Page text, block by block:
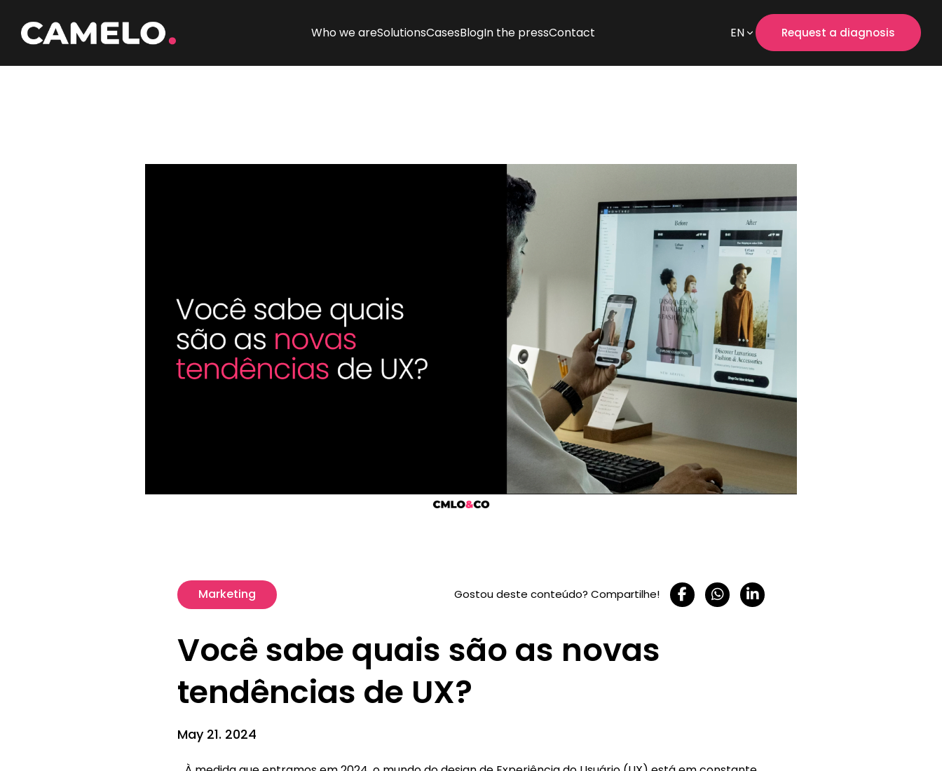
Who we areSolutionsCasesBlogIn the pressContact EN Request a diagnosis
Marketing Gostou deste conteúdo? Compartilhe!
Você sabe quais são as novas
tendências de UX?
May 21. 2024